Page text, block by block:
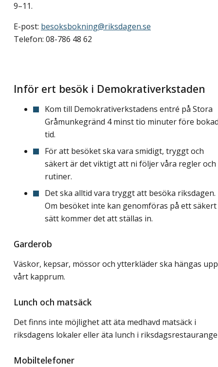
9–11.
E-post: besoksbokning@riksdagen.se
Telefon: 08-786 48 62
Inför ert besök i Demokrativerkstaden
Kom till Demokrativerkstadens entré på Stora
Gråmunkegränd 4 minst tio minuter före
tid.
För att besöket ska vara smidigt, tryggt och
säkert är det viktigt att ni följer våra regler och
rutiner.
Det ska alltid vara tryggt att besöka riksdagen.
Om besöket inte kan genomföras på ett säkert
sätt kommer det att ställas in.
Garderob
Väskor, kepsar, mössor och ytterkläder ska hängas
vårt kapprum.
Lunch och matsäck
Det finns inte möjlighet att äta medhavd matsäck i
riksdagens lokaler eller äta lunch i
Mobiltelefoner